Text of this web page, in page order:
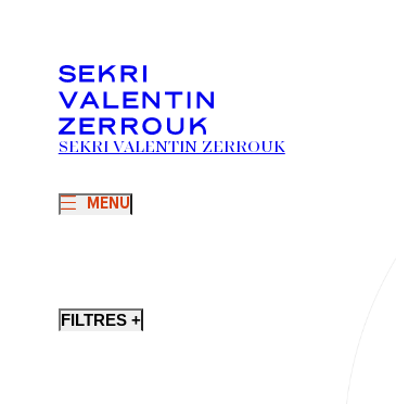
MENU
SEKRI VALENTIN ZERROUK
FILTRES +